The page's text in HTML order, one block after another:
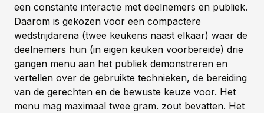
een constante interactie met deelnemers en publiek.
Daarom is gekozen voor een compactere
wedstrijdarena (twee keukens naast elkaar) waar de
deelnemers hun (in eigen keuken voorbereide) drie
gangen menu aan het publiek demonstreren en
vertellen over de gebruikte technieken, de bereiding
van de gerechten en de bewuste keuze voor. Het
menu mag maximaal twee gram. zout bevatten. Het